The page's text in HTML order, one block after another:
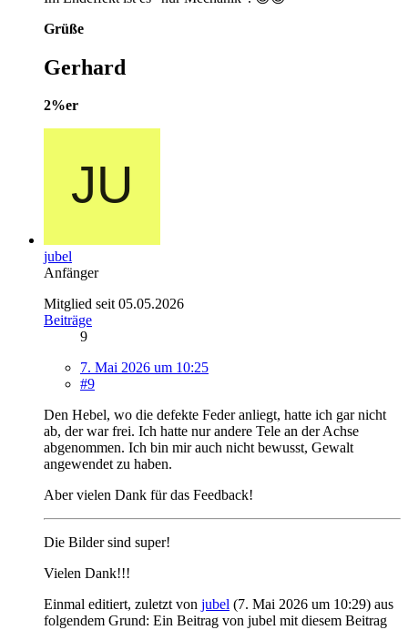
Grüße
Gerhard
2%er
jubel
Anfänger
Mitglied seit 05.05.2026
Beiträge
9
7. Mai 2026 um 10:25
#9
Den Hebel, wo die defekte Feder anliegt, hatte ich gar nicht
ab, der war frei. Ich hatte nur andere Tele an der Achse
abgenommen. Ich bin mir auch nicht bewusst, Gewalt
angewendet zu haben.
Aber vielen Dank für das Feedback!
Die Bilder sind super!
Vielen Dank!!!
Einmal editiert, zuletzt von jubel (7. Mai 2026 um 10:29) aus
folgendem Grund: Ein Beitrag von jubel mit diesem Beitrag